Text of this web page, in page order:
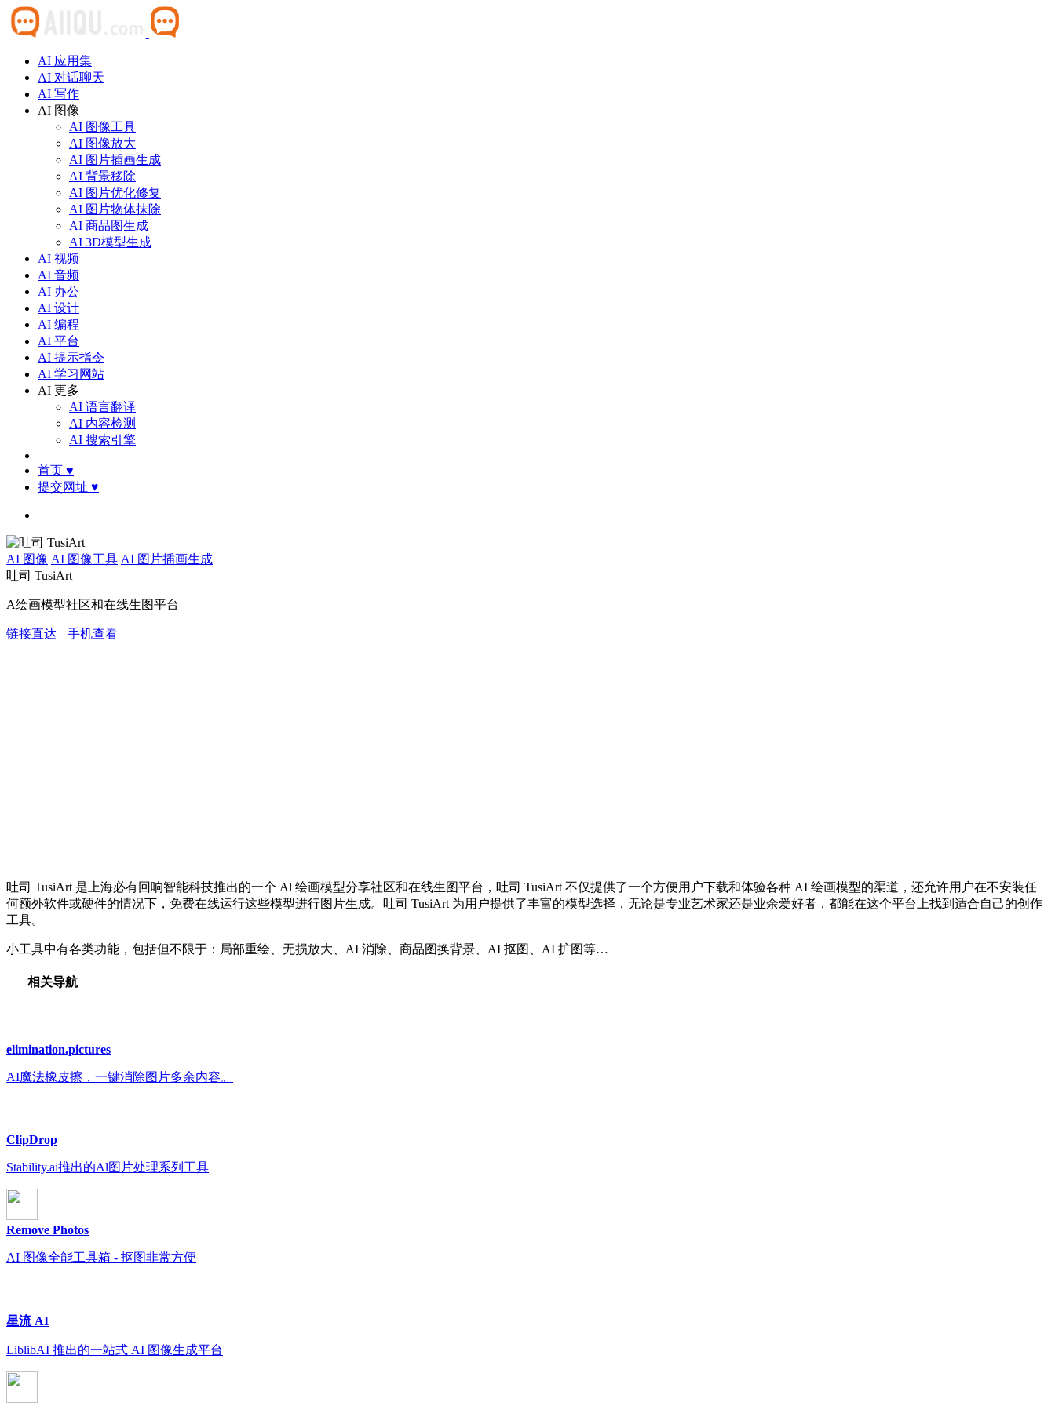
AI 应用集
AI 对话聊天
AI 写作
AI 图像
AI 图像工具
AI 图像放大
AI 图片插画生成
AI 背景移除
AI 图片优化修复
AI 图片物体抹除
AI 商品图生成
AI 3D模型生成
AI 视频
AI 音频
AI 办公
AI 设计
AI 编程
AI 平台
AI 提示指令
AI 学习网站
AI 更多
AI 语言翻译
AI 内容检测
AI 搜索引擎
首页 ♥
提交网址 ♥
AI 图像 AI 图像工具 AI 图片插画生成
吐司 TusiArt
A绘画模型社区和在线生图平台
链接直达 手机查看
吐司 TusiArt 是上海必有回响智能科技推出的一个 Al 绘画模型分享社区和在线生图平台，吐司 TusiArt 不仅提供了一个方便用户下载和体验各种 AI 绘画模型的渠道，还允许用户在不安装任
何额外软件或硬件的情况下，免费在线运行这些模型进行图片生成。吐司 TusiArt 为用户提供了丰富的模型选择，无论是专业艺术家还是业余爱好者，都能在这个平台上找到适合自己的创作
工具。
小工具中有各类功能，包括但不限于：局部重绘、无损放大、AI 消除、商品图换背景、AI 抠图、AI 扩图等…
相关导航
elimination.pictures
AI魔法橡皮擦，一键消除图片多余内容。
ClipDrop
Stability.ai推出的Al图片处理系列工具
Remove Photos
AI 图像全能工具箱 - 抠图非常方便
星流 AI
LiblibAI 推出的一站式 AI 图像生成平台